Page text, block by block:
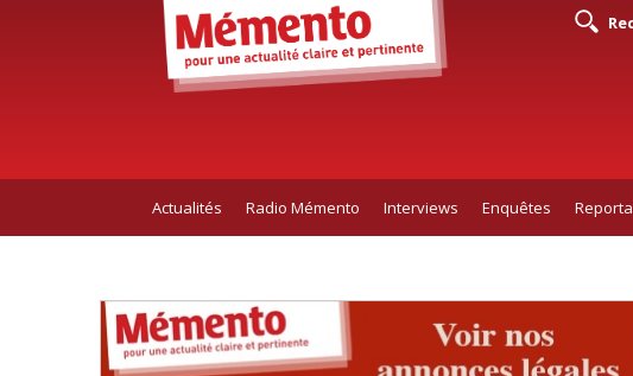
Actualités Radio Mémento Interviews Enquêtes